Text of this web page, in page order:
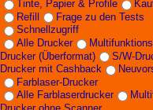
Tinte, Papier & Profile
Refill
Frage zu den Tests
Schnellzugriff
Alle Drucker
Drucker (Überformat)
S/W-
Drucker mit Cashback
Farblaser-Drucker
Alle Farblaserdrucker